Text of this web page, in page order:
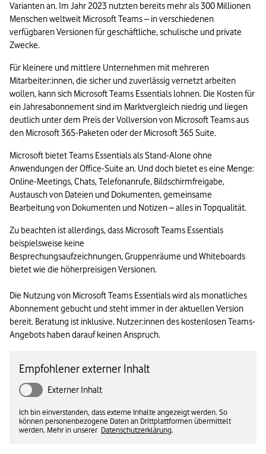
Varianten an. Im Jahr 2023 nutzten bereits mehr als 300 Millionen
Menschen weltweit Microsoft Teams – in verschiedenen
verfügbaren Versionen für geschäftliche, schulische und private
Zwecke.
Für kleinere und mittlere Unternehmen mit mehreren
Mitarbeiter:innen, die sicher und zuverlässig vernetzt arbeiten
wollen, kann sich Microsoft Teams Essentials lohnen. Die Kosten für
ein Jahresabonnement sind im Marktvergleich niedrig und liegen
deutlich unter dem Preis der Vollversion von Microsoft Teams aus
den Microsoft 365-Paketen oder der Microsoft 365 Suite.
Microsoft bietet Teams Essentials als Stand-Alone ohne
Anwendungen der Office-Suite an. Und doch bietet es eine Menge:
Online-Meetings, Chats, Telefonanrufe, Bildschirmfreigabe,
Austausch von Dateien und Dokumenten, gemeinsame
Bearbeitung von Dokumenten und Notizen – alles in Topqualität.
Zu beachten ist allerdings, dass Microsoft Teams Essentials
beispielsweise keine
Besprechungsaufzeichnungen, Gruppenräume und Whiteboards
bietet wie die höherpreisigen Versionen.
Die Nutzung von Microsoft Teams Essentials wird als monatliches
Abonnement gebucht und steht immer in der aktuellen Version
bereit. Beratung ist inklusive. Nutzer:innen des kostenlosen Teams-
Angebots haben darauf keinen Anspruch.
Empfohlener externer Inhalt
Externer Inhalt
Ich bin einverstanden, dass externe Inhalte angezeigt werden. So
können personenbezogene Daten an Drittplattformen übermittelt
werden. Mehr in unserer Datenschutzerklärung.